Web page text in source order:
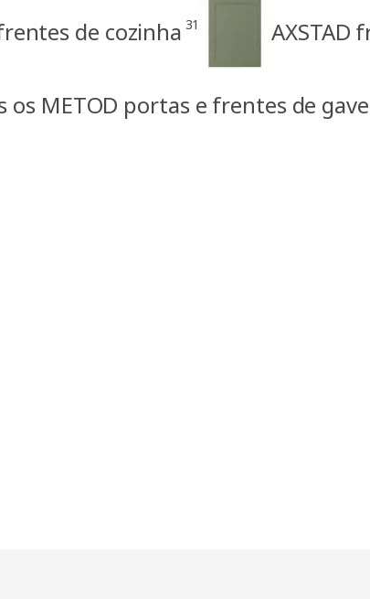
de cozinha 31 AXSTAD
os METOD portas e frentes de